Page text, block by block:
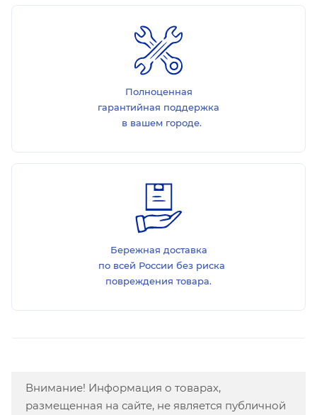
Полноценная
гарантийная поддержка
в вашем городе.
Бережная доставка
по всей России без риска
повреждения товара.
Внимание! Информация о товарах,
размещенная на сайте, не является публичной